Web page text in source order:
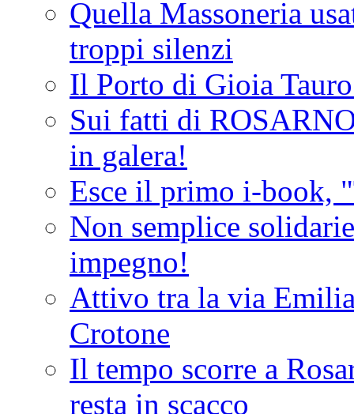
Quella Massoneria
troppi silenzi
Il Porto di Gioia
Sui fatti di
in galera!
Esce il primo i-book,
Non semplice
impegno!
Attivo tra la via
Crotone
Il tempo scorre a
resta in scacco